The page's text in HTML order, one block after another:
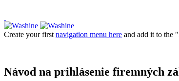
Create your first navigation menu here and add it to the
Návod na prihlásenie firemných